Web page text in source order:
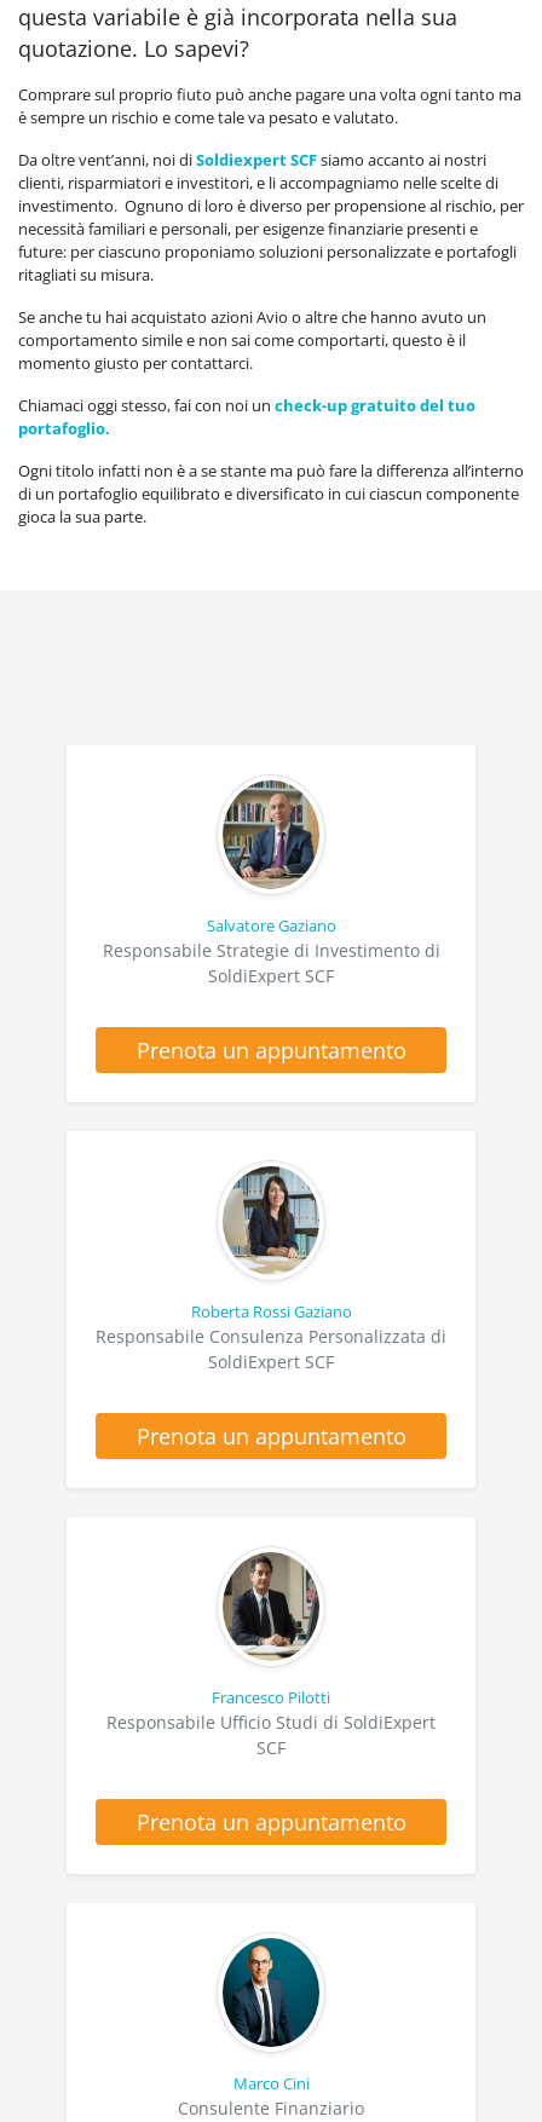
questa variabile è già incorporata nella sua
quotazione. Lo sapevi?
Comprare sul proprio fiuto può anche pagare una volta ogni tanto ma
è sempre un rischio e come tale va pesato e valutato.
Da oltre vent’anni, noi diSoldiexpert SCFsiamo accanto ai nostri
clienti, risparmiatori e investitori, e li accompagniamo nelle scelte di
investimento. Ognuno di loro è diverso per propensione al rischio, per
necessità familiari e personali, per esigenze finanziarie presenti e
future: per ciascuno proponiamo soluzioni personalizzate e portafogli
ritagliati su misura.
Se anche tu hai acquistato azioni Avio o altre che hanno avuto un
comportamento simile e non sai come comportarti, questo è il
momento giusto per contattarci.
Chiamaci oggi stesso, fai con noi un check-up gratuito del tuo
portafoglio.
Ogni titolo infatti non è a se stante ma può fare la differenza all’interno
di un portafoglio equilibrato e diversificato in cui ciascun componente
gioca la sua parte.
Salvatore Gaziano
Responsabile Strategie di Investimento di
SoldiExpert SCF
Prenota un appuntamento
Roberta Rossi Gaziano
Responsabile Consulenza Personalizzata di
SoldiExpert SCF
Prenota un appuntamento
Francesco Pilotti
Responsabile Ufficio Studi di SoldiExpert
SCF
Prenota un appuntamento
Marco Cini
Consulente Finanziario